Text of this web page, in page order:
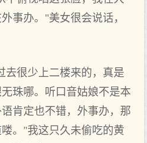
事办。"美女很会说话，
去很少上二楼来的，真是
珠哪。听口音姑娘不是本
肯定也不错，外事办，那
。"我这只久未偷吃的黄